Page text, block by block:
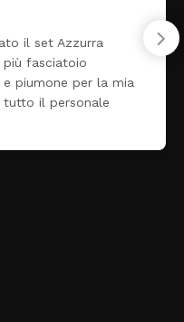
il set Azzurra
fasciatoio
piumone per la mia
il personale